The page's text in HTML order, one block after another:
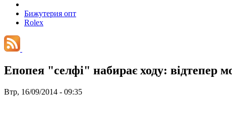
Бижутерия опт
Rolex
Епопея "селфі" набирає ходу: відтепер
Втр, 16/09/2014 - 09:35